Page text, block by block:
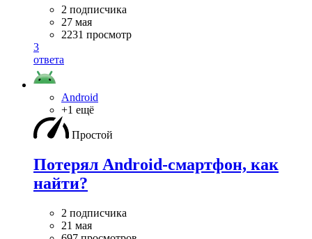
2 подписчика
27 мая
2231 просмотр
3
ответа
Android
+1 ещё
Простой
Потерял Android-смартфон, как
найти?
2 подписчика
21 мая